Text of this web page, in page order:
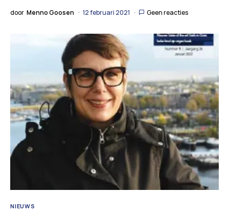
door Menno Goosen 12 februari 2021 Geen reacties
NIEUWS